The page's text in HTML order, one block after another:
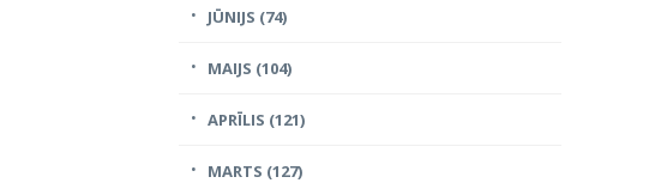
JŪNIJS (74)
MAIJS (104)
APRĪLIS (121)
MARTS (127)